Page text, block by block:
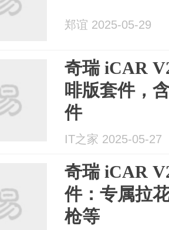
郑谊 2025-05-29
奇瑞 iCAR
啡版套件，
件
IT之家 2025-05-27
奇瑞 iCAR
件：专属拉
枪等